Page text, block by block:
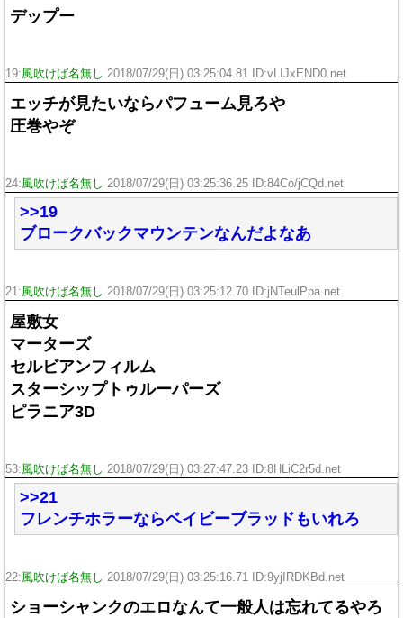
デップー
19:風吹けば名無し 2018/07/29(日) 03:25:04.81 ID:vLIJxEND0.net
エッチが見たいならパフューム見ろや
圧巻やぞ
24:風吹けば名無し 2018/07/29(日) 03:25:36.25 ID:84Co/jCQd.net
>>19
ブロークバックマウンテンなんだよなあ
21:風吹けば名無し 2018/07/29(日) 03:25:12.70 ID:jNTeulPpa.net
屋敷女
マーターズ
セルビアンフィルム
スターシップトゥルーパーズ
ピラニア3D
53:風吹けば名無し 2018/07/29(日) 03:27:47.23 ID:8HLiC2r5d.net
>>21
フレンチホラーならベイビーブラッドもいれろ
22:風吹けば名無し 2018/07/29(日) 03:25:16.71 ID:9yjIRDKBd.net
ショーシャンクのエロなんて一般人は忘れてるやろ